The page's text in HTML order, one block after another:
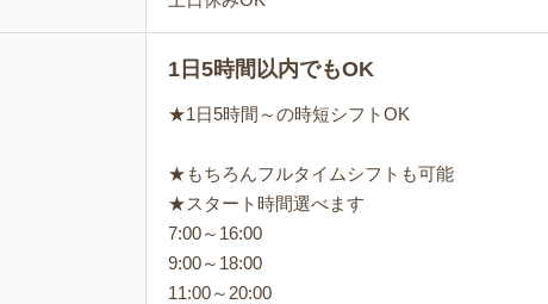
1日5時間以内でもOK
★1日5時間～の時短シフトOK
★もちろんフルタイムシフトも可能
★スタート時間選べます
7:00～16:00
9:00～18:00
11:00～20:00